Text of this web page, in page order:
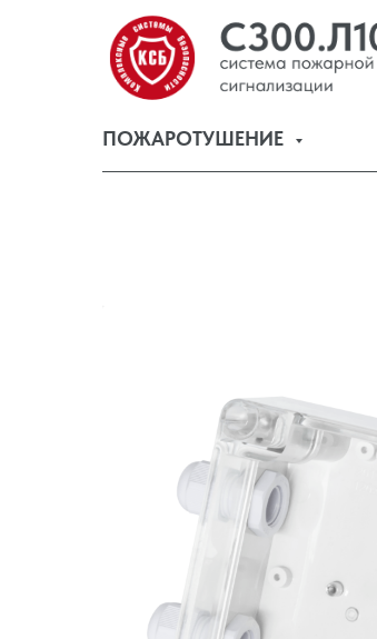
ПОЖАРОТУШЕНИЕ